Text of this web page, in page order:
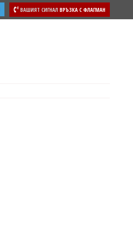
ВАШИЯТ СИГНАЛ ВРЪЗКА С ФЛАГМАН